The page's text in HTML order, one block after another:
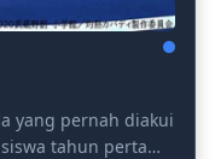
yang pernah diakui
tahun pertama